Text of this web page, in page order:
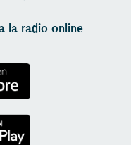
la radio online